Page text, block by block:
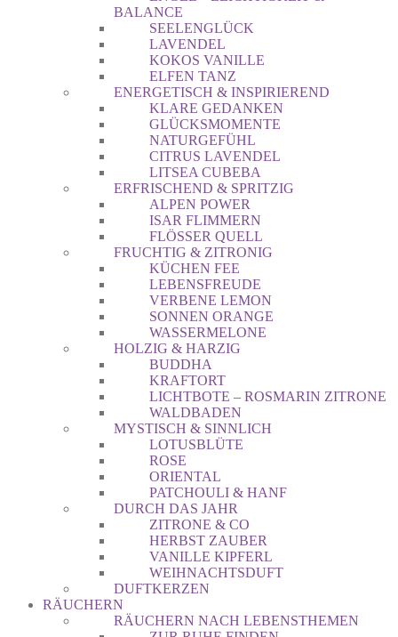
BALANCE
SEELENGLÜCK
LAVENDEL
KOKOS VANILLE
ELFEN TANZ
ENERGETISCH & INSPIRIEREND
KLARE GEDANKEN
GLÜCKSMOMENTE
NATURGEFÜHL
CITRUS LAVENDEL
LITSEA CUBEBA
ERFRISCHEND & SPRITZIG
ALPEN POWER
ISAR FLIMMERN
FLÖSSER QUELL
FRUCHTIG & ZITRONIG
KÜCHEN FEE
LEBENSFREUDE
VERBENE LEMON
SONNEN ORANGE
WASSERMELONE
HOLZIG & HARZIG
BUDDHA
KRAFTORT
LICHTBOTE – ROSMARIN ZITRONE
WALDBADEN
MYSTISCH & SINNLICH
LOTUSBLÜTE
ROSE
ORIENTAL
PATCHOULI & HANF
DURCH DAS JAHR
ZITRONE & CO
HERBST ZAUBER
VANILLE KIPFERL
WEIHNACHTSDUFT
DUFTKERZEN
RÄUCHERN
RÄUCHERN NACH LEBENSTHEMEN